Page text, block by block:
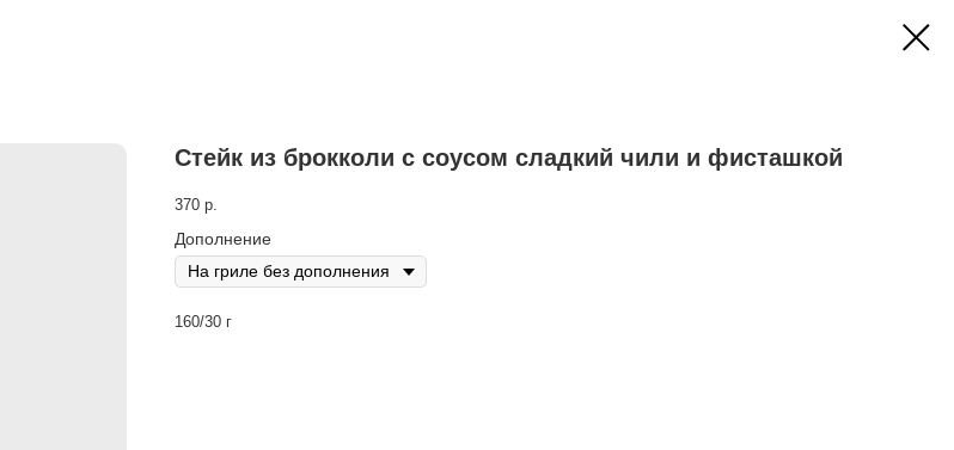
Стейк из брокколи с соусом сладкий чили и фисташкой
370 р.
Дополнение
160/30 г